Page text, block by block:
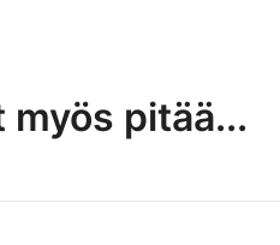
myös pitää...